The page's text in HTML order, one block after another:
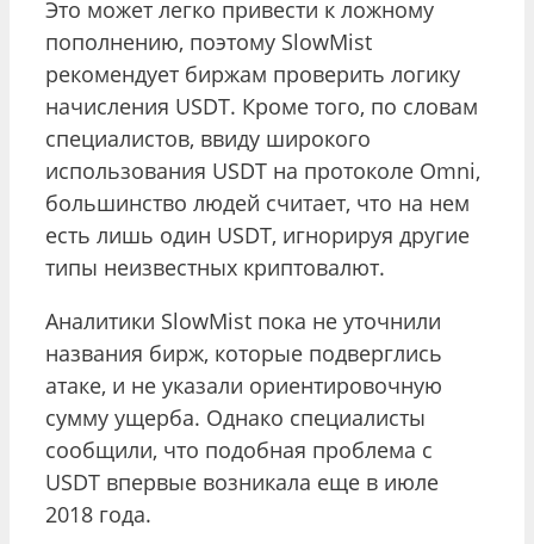
Это может легко привести к ложному
пополнению, поэтому SlowMist
рекомендует биржам проверить логику
начисления USDT. Кроме того, по словам
специалистов, ввиду широкого
использования USDT на протоколе Omni,
большинство людей считает, что на нем
есть лишь один USDT, игнорируя другие
типы неизвестных криптовалют.
Аналитики SlowMist пока не уточнили
названия бирж, которые подверглись
атаке, и не указали ориентировочную
сумму ущерба. Однако специалисты
сообщили, что подобная проблема с
USDT впервые возникала еще в июле
2018 года.